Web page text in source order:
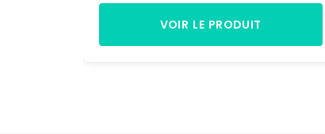
VOIR LE PRODUIT